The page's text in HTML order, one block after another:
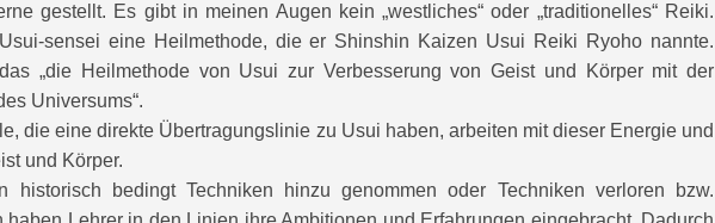
gestellt. Es gibt in meinen Augen kein „westliches“ oder „traditionelles“ Reiki.
sensei eine Heilmethode, die er Shinshin Kaizen Usui Reiki Ryoho nannte.
„die Heilmethode von Usui zur Verbesserung von Geist und Körper mit der
Universums“.
die eine direkte Übertragungslinie zu Usui haben, arbeiten mit dieser Energie und
und Körper.
historisch bedingt Techniken hinzu genommen oder Techniken verloren bzw.